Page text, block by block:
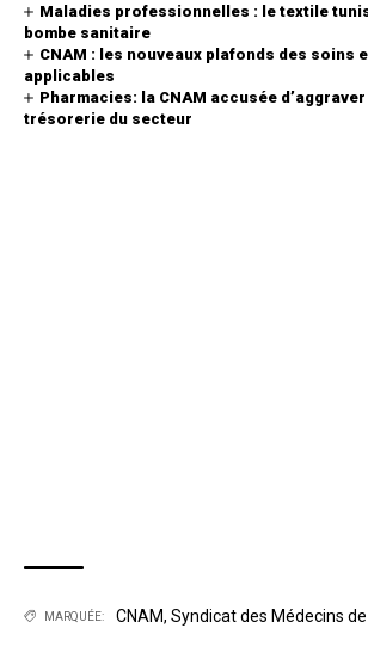
Maladies professionnelles : le textile
bombe sanitaire
CNAM : les nouveaux plafonds des soins
applicables
Pharmacies: la CNAM accusée
trésorerie du secteur
MARQUÉE: CNAM, Syndicat des Médecins